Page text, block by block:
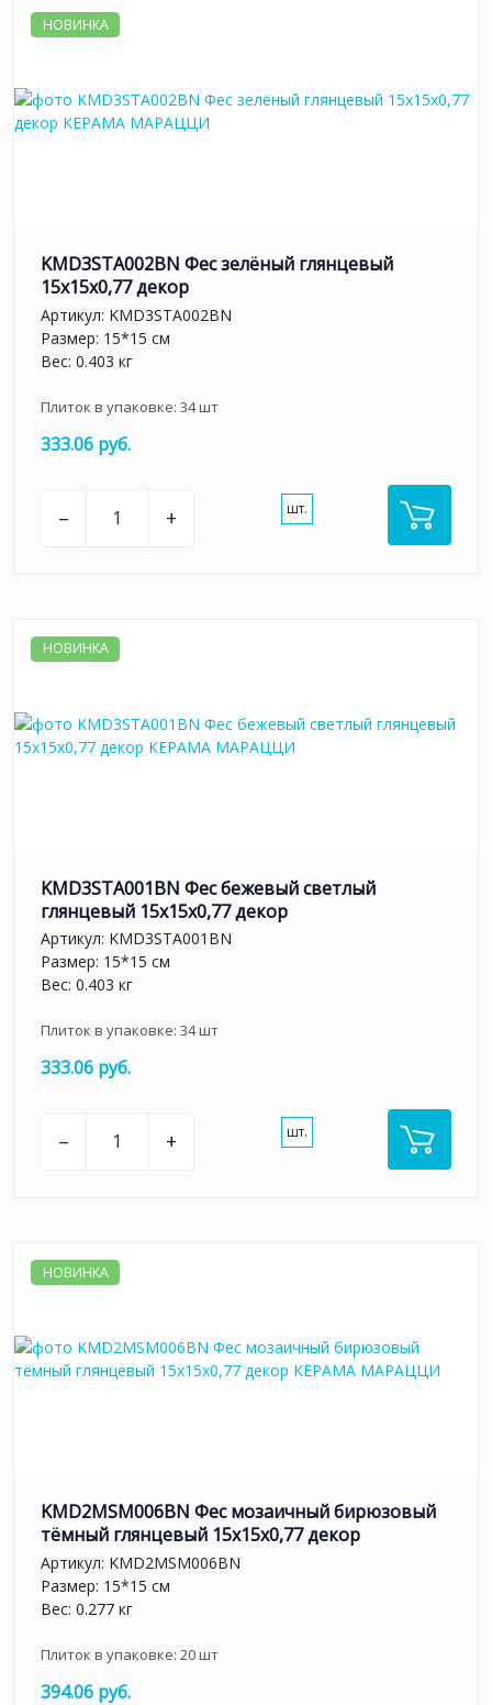
НОВИНКА
KMD3STA002BN Фес зелёный глянцевый
15x15x0,77 декор
Артикул: KMD3STA002BN
Размер: 15*15 см
Вес: 0.403 кг
Плиток в упаковке: 34шт
333.06 руб.
– + шт.
НОВИНКА
KMD3STA001BN Фес бежевый светлый
глянцевый 15x15x0,77 декор
Артикул: KMD3STA001BN
Размер: 15*15 см
Вес: 0.403 кг
Плиток в упаковке: 34шт
333.06 руб.
– + шт.
НОВИНКА
KMD2MSM006BN Фес мозаичный бирюзовый
тёмный глянцевый 15x15x0,77 декор
Артикул: KMD2MSM006BN
Размер: 15*15 см
Вес: 0.277 кг
Плиток в упаковке: 20шт
394.06 руб.